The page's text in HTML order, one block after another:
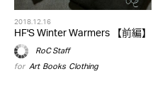
2018.12.16
HF'S Winter Warmers 【前編】
RoC Staff
for Art,Books,Clothing